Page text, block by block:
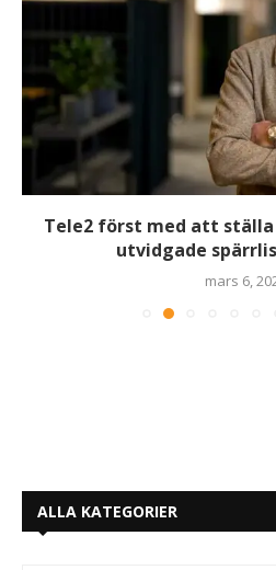
Tele2 först med att
utvidgade
mars 6,
ALLA KATEGORIER